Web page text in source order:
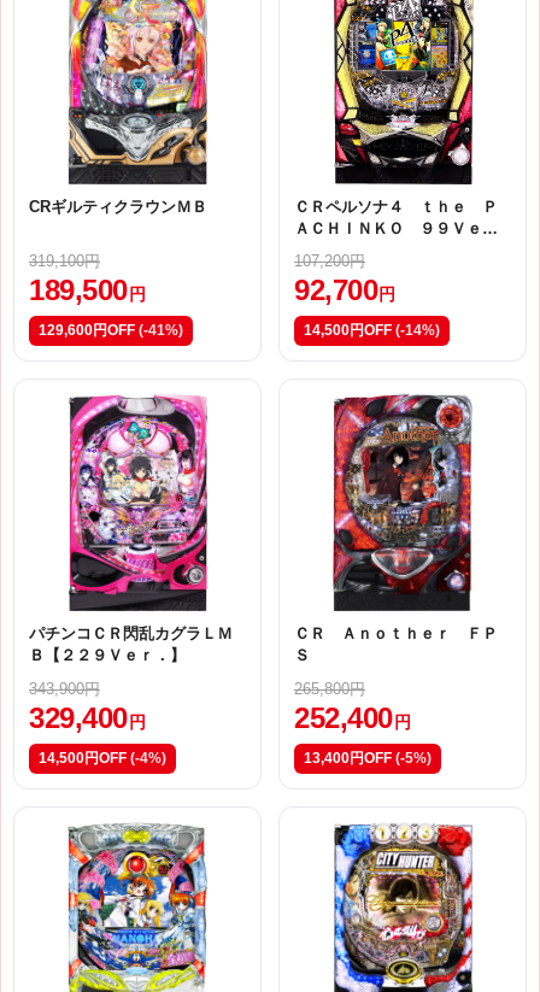
CRギルティクラウンＭＢ
319,100円
189,500 円
129,600円OFF (-41%)
ＣＲペルソナ４ ｔｈｅ Ｐ
ＡＣＨＩＮＫＯ ９９Ｖｅ
ｒ．【ＳＧ（甘デジ）】
107,200円
92,700 円
14,500円OFF (-14%)
パチンコＣＲ閃乱カグラＬＭ
Ｂ【２２９Ｖｅｒ．】
343,900円
329,400 円
14,500円OFF (-4%)
ＣＲ Ａｎｏｔｈｅｒ ＦＰ
Ｓ
265,800円
252,400 円
13,400円OFF (-5%)